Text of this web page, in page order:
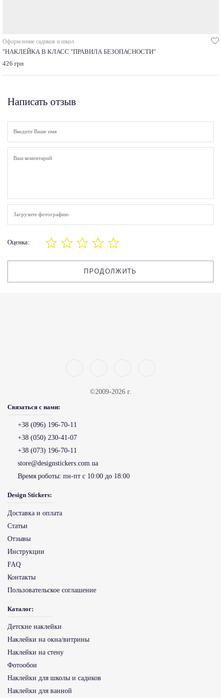
Оформление садиков и школ
"НАКЛЕЙКА В КЛАСС "ПРАВИЛА БЕЗОПАСНОСТИ"
426 грн
Написать отзыв
Загрузите фотографию
Оценка:
ПРОДОЛЖИТЬ
©2009-2026 г.
Связаться с нами:
+38 (096) 196-70-11
+38 (050) 230-41-07
+38 (073) 196-70-11
store@designstickers.com.ua
Время роботы: пн-пт с 10:00 до 18:00
Design Stickers:
Доставка и оплата
Статьи
Отзывы
Инструкции
FAQ
Контакты
Пользовательское соглашение
Каталог:
Детские наклейки
Наклейки на окна/витрины
Наклейки на стену
Фотообои
Наклейки для школы и садиков
Наклейки для ванной